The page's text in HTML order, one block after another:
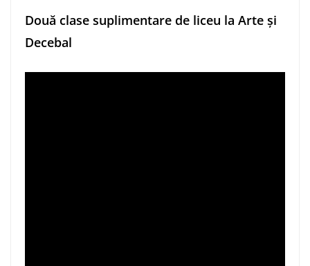
Două clase suplimentare de liceu la Arte și
Decebal